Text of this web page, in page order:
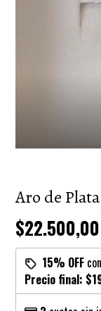
Aro de
$22.500,00
15% OFF con
Precio final: